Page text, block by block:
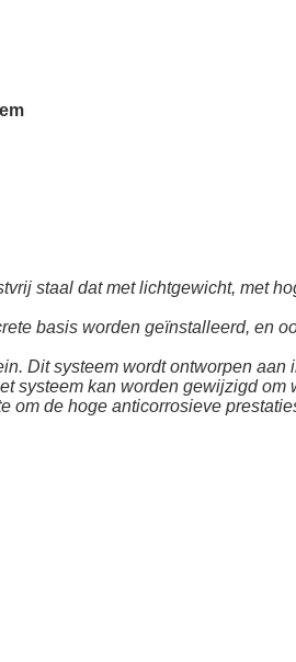
staal dat met lichtgewicht, met
basis worden geïnstalleerd, en
Dit systeem wordt ontworpen aan
systeem kan worden gewijzigd om
om de hoge anticorrosieve